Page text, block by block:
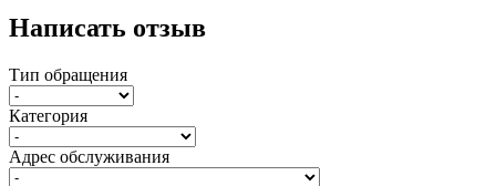
Написать отзыв
Тип обращения
Категория
Адрес обслуживания